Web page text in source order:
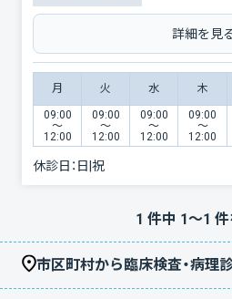
詳細を見
月 火 水 木
09:00
〜
12:00
09:00
〜
12:00
09:00
〜
12:00
09:00
〜
12:00
休診日： 日|祝
1 件中 1〜1
市区町村から臨床検査・病理